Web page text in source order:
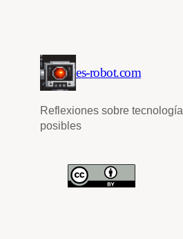
es-robot.com
Reflexiones sobre
posibles